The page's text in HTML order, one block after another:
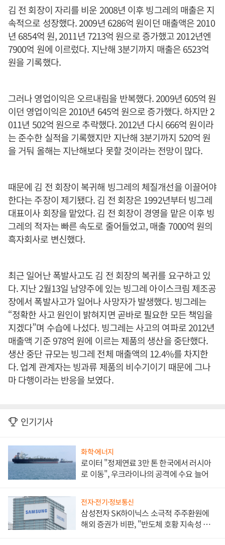
김 전 회장이 자리를 비운 2008년 이후 빙그레의 매출은 지
속적으로 성장했다. 2009년 6286억 원이던 매출액은 2010
년 6854억 원, 2011년 7213억 원으로 증가했고 2012년엔
7900억 원에 이르렀다. 지난해 3분기까지 매출은 6523억
원을 기록했다.
그러나 영업이익은 오르내림을 반복했다. 2009년 605억 원
이던 영업이익은 2010년 645억 원으로 증가했다. 하지만 2
011년 502억 원으로 추락했다. 2012년 다시 666억 원이라
는 준수한 실적을 기록했지만 지난해 3분기까지 520억 원
을 거둬 올해는 지난해보다 못할 것이라는 전망이 많다.
때문에 김 전 회장이 복귀해 빙그레의 체질개선을 이끌어야
한다는 주장이 제기됐다. 김 전 회장은 1992년부터 빙그레
대표이사 회장을 맡았다. 김 전 회장이 경영을 맡은 이후 빙
그레의 적자는 빠른 속도로 줄어들었고, 매출 7000억 원의
흑자회사로 변신했다.
최근 일어난 폭발사고도 김 전 회장의 복귀를 요구하고 있
다. 지난 2월13일 남양주에 있는 빙그레 아이스크림 제조공
장에서 폭발사고가 일어나 사망자가 발생했다. 빙그레는
“정확한 사고 원인이 밝혀지면 곧바로 필요한 모든 책임을
지겠다”며 수습에 나섰다. 빙그레는 사고의 여파로 2012년
매출액 기준 978억 원에 이르는 제품의 생산을 중단했다.
생산 중단 규모는 빙그레 전체 매출액의 12.4%를 차지한
다. 업계 관계자는 빙과류 제품의 비수기이기 때문에 그나
마 다행이라는 반응을 보였다.
인기기사
화학·에너지
로이터 "정제연료 3만 톤 한국에서 러시아
로 이동", 우크라이나의 공격에 수요 늘어
전자·전기·정보통신
삼성전자 SK하이닉스 소극적 주주환원에
해외 증권가 비판, "반도체 호황 지속성 의